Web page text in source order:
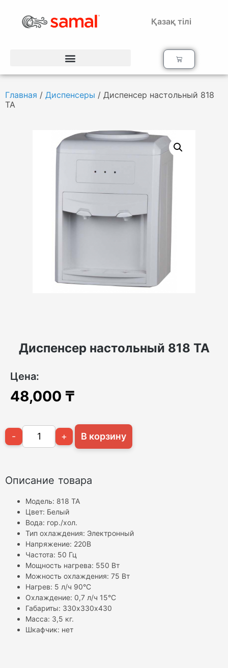
Қазақ тілі
Главная / Диспенсеры / Диспенсер настольный 818
ТА
Диспенсер настольный 818 ТА
Цена:
48,000 ₸
- + В корзину
Описание товара
Модель: 818 TA
Цвет: Белый
Вода: гор./хол.
Тип охлаждения: Электронный
Напряжение: 220В
Частота: 50 Гц
Мощность нагрева: 550 Вт
Можность охлаждения: 75 Вт
Нагрев: 5 л/ч 90°С
Охлаждение: 0,7 л/ч 15°С
Габариты: 330х330х430
Масса: 3,5 кг.
Шкафчик: нет